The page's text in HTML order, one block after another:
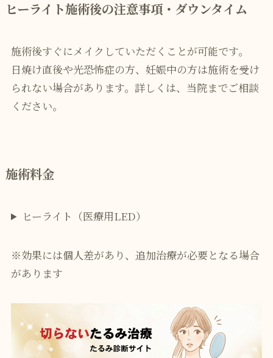
ヒーライト施術後の注意事項・ダウンタイム
施術後すぐにメイクしていただくことが可能です。
日焼け直後や光恐怖症の方、妊娠中の方は施術を受け
られない場合があります。詳しくは、当院までご相談
ください。
施術料金
ヒーライト（医療用LED）
※効果には個人差があり、追加治療が必要となる場合
があります